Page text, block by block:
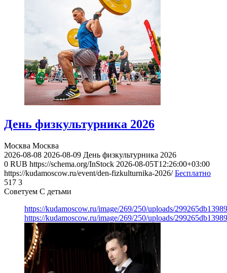
День физкультурника 2026
Москва Москва
2026-08-08 2026-08-09 День физкультурника 2026
0 RUB https://schema.org/InStock 2026-08-05T12:26:00+03:00
https://kudamoscow.ru/event/den-fizkulturnika-2026/ Бесплатно
517 3
Советуем С детьми
https://kudamoscow.ru/image/269/250/uploads/
https://kudamoscow.ru/image/269/250/uploads/